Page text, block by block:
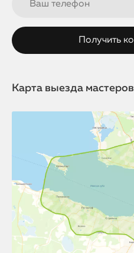
Карта выезда мастеров